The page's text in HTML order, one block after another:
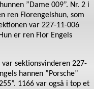
”Dame 009”. Nr. 2 i
ren Florengelshun, som
var 227-11-006
er ren Flor Engels
sektionsvinderen 227-
hannen ”Porsche”
1166 var også i top et